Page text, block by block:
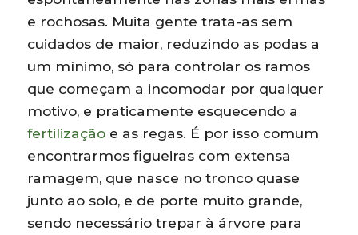
e rochosas. Muita gente trata-as sem
cuidados de maior, reduzindo as podas a
um mínimo, só para controlar os ramos
que começam a incomodar por qualquer
motivo, e praticamente esquecendo a
fertilização e as regas. É por isso comum
encontrarmos figueiras com extensa
ramagem, que nasce no tronco quase
junto ao solo, e de porte muito grande,
sendo necessário trepar à árvore para